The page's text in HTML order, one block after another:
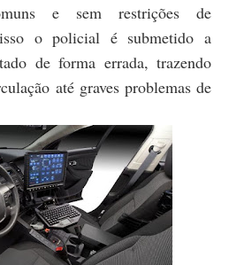
e sem restrições de
o policial é submetido a
de forma errada, trazendo
até graves problemas de